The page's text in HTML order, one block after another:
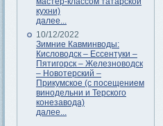
кухни)
далее...
10/12/2022
Зимние Кавминводы:
Кисловодск – Ессентуки –
Пятигорск – Железноводск
– Новотерский –
Прикумское (с посещением
винодельни и Терского
конезавода)
далее...